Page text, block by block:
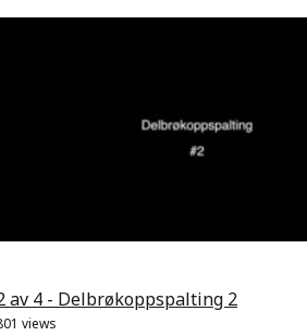
av 4 - Delbrøkoppspalting 2
views